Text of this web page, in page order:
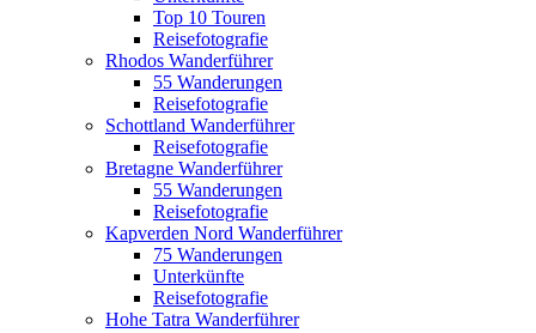
Top 10 Touren
Reisefotografie
Rhodos Wanderführer
55 Wanderungen
Reisefotografie
Schottland Wanderführer
Reisefotografie
Bretagne Wanderführer
55 Wanderungen
Reisefotografie
Kapverden Nord Wanderführer
75 Wanderungen
Unterkünfte
Reisefotografie
Hohe Tatra Wanderführer